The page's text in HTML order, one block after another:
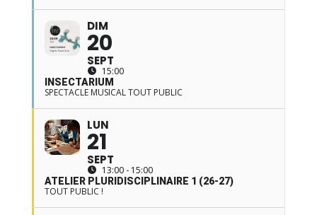
DIM
20
SEPT
15:00
INSECTARIUM
SPECTACLE MUSICAL TOUT PUBLIC
LUN
21
SEPT
13:00 - 15:00
ATELIER PLURIDISCIPLINAIRE 1 (26-27)
TOUT PUBLIC !